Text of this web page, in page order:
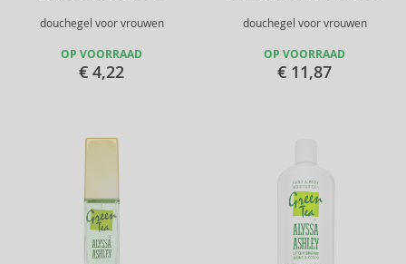
douchegel voor vrouwen
OP VOORRAAD
€ 4,22
douchegel voor vrouwen
OP VOORRAAD
€ 11,87